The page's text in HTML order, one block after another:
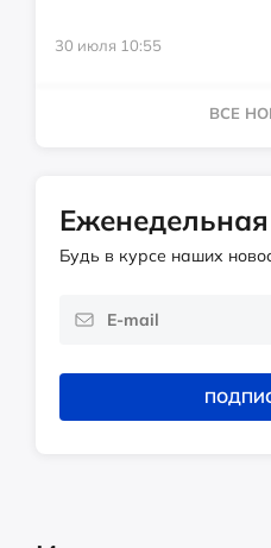
30 июля 10:55
ВСЕ
Будь в курсе наших